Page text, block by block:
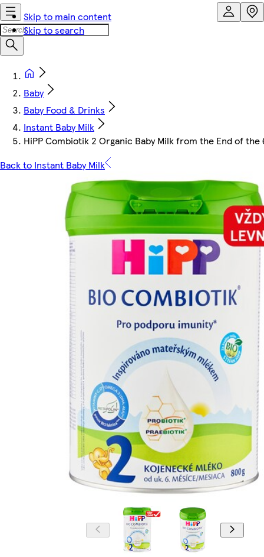
Skip to main content
Skip to search
Baby
Baby Food & Drinks
Instant Baby Milk
HiPP Combiotik 2 Organic Baby Milk from the End of
Back to Instant Baby Milk